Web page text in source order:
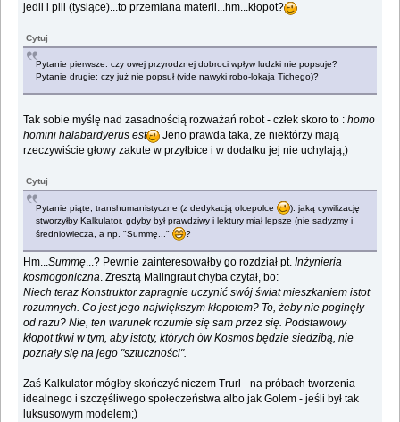
jedli i pili (tysiące)...to przemiana materii...hm...kłopot?
Cytuj
Pytanie pierwsze: czy owej przyrodznej dobroci wpływ ludzki nie popsuje?
Pytanie drugie: czy już nie popsuł (vide nawyki robo-lokaja Tichego)?
Tak sobie myślę nad zasadnością rozważań robot - człek skoro to :homo
homini halabardyerus est
Jeno prawda taka, że niektórzy mają
rzeczywiście głowy zakute w przyłbice i w dodatku jej nie uchylają;)
Cytuj
Pytanie piąte, transhumanistyczne (z dedykacją olcepolce
): jaką cywilizację
stworzyłby Kalkulator, gdyby był prawdziwy i lektury miał lepsze (nie sadyzmy i
średniowiecza, a np. "Summę..."
?
Hm...Summę...? Pewnie zainteresowałby go rozdział pt.Inżynieria
kosmogoniczna. Zresztą Malingraut chyba czytał, bo:
Niech teraz Konstruktor zapragnie uczynić swój świat mieszkaniem istot
rozumnych. Co jest jego największym kłopotem? To, żeby nie poginęły
od razu? Nie, ten warunek rozumie się sam przez się. Podstawowy
kłopot tkwi w tym, aby istoty, których ów Kosmos będzie siedzibą, nie
poznały się na jego "sztuczności".
Zaś Kalkulator mógłby skończyć niczem Trurl - na próbach tworzenia
idealnego i szczęśliwego społeczeństwa albo jak Golem - jeśli był tak
luksusowym modelem;)